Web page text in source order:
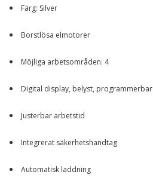
Färg: Silver
Borstlösa elmotorer
Möjliga arbetsområden: 4
Digital display, belyst, programmerbar
Justerbar arbetstid
Integrerat säkerhetshandtag
Automatisk laddning